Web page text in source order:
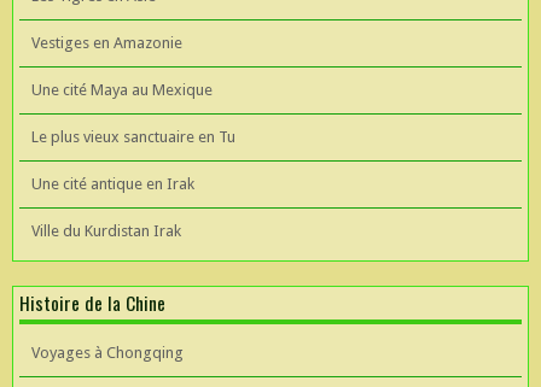
Vestiges en Amazonie
Une cité Maya au Mexique
Le plus vieux sanctuaire en Tu
Une cité antique en Irak
Ville du Kurdistan Irak
Histoire de la Chine
Voyages à Chongqing